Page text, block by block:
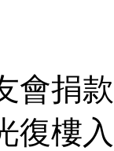
會捐
復樓